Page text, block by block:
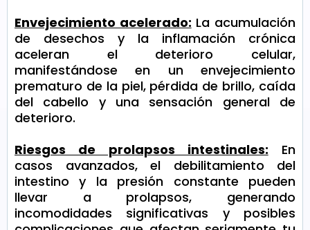
Envejecimiento acelerado: La acumulación
de desechos y la inflamación crónica
aceleran el deterioro celular,
manifestándose en un envejecimiento
prematuro de la piel, pérdida de brillo, caída
del cabello y una sensación general de
deterioro.
Riesgos de prolapsos intestinales: En
casos avanzados, el debilitamiento del
intestino y la presión constante pueden
llevar a prolapsos, generando
incomodidades significativas y posibles